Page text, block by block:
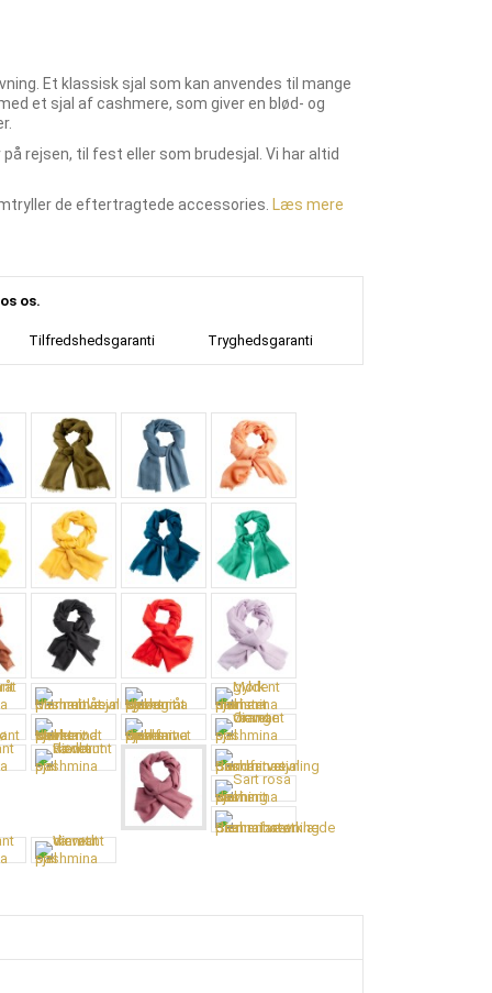
Et klassisk sjal som kan anvendes til mange
et sjal af cashmere, som giver en blød- og
rejsen, til fest eller som brudesjal. Vi har altid
de eftertragtede accessories. Læs mere
os.
Tilfredshedsgaranti Tryghedsgaranti